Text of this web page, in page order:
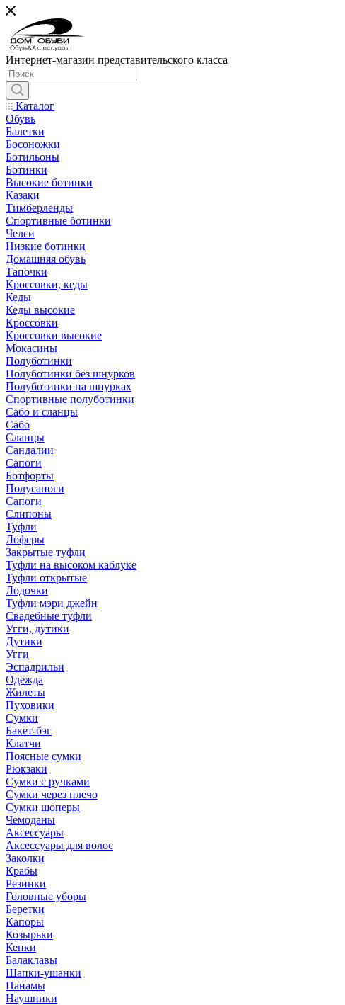
Интернет-магазин представительского класса
Каталог
Обувь
Балетки
Босоножки
Ботильоны
Ботинки
Высокие ботинки
Казаки
Тимберленды
Спортивные ботинки
Челси
Низкие ботинки
Домашняя обувь
Тапочки
Кроссовки, кеды
Кеды
Кеды высокие
Кроссовки
Кроссовки высокие
Мокасины
Полуботинки
Полуботинки без шнурков
Полуботинки на шнурках
Спортивные полуботинки
Сабо и сланцы
Сабо
Сланцы
Сандалии
Сапоги
Ботфорты
Полусапоги
Сапоги
Слипоны
Туфли
Лоферы
Закрытые туфли
Туфли на высоком каблуке
Туфли открытые
Лодочки
Туфли мэри джейн
Свадебные туфли
Угги, дутики
Дутики
Угги
Эспадрильи
Одежда
Жилеты
Пуховики
Сумки
Бакет-бэг
Клатчи
Поясные сумки
Рюкзаки
Сумки с ручками
Сумки через плечо
Сумки шоперы
Чемоданы
Аксессуары
Аксессуары для волос
Заколки
Крабы
Резинки
Головные уборы
Беретки
Капоры
Козырьки
Кепки
Балаклавы
Шапки-ушанки
Панамы
Наушники